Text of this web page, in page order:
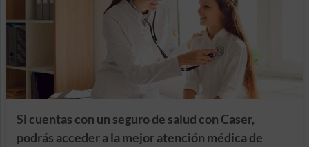
Si cuentas con un seguro de salud con Caser,
podrás acceder a la mejor atención médica de